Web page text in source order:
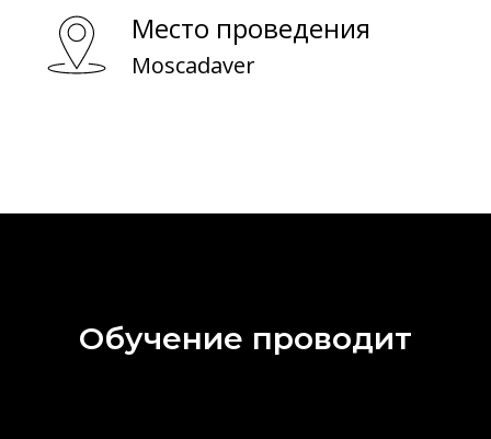
О биоматериалах
Место проведения
Moscadaver
Обучение проводит